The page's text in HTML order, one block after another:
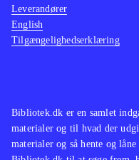
Bibliotek.dk er en samlet
materialer og til hvad der
materialer og så hente og
Leverandører
English
Tilgængelighedserklæring